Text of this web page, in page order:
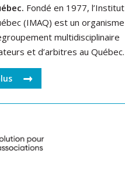
Fondé en 1977, l’Institut
(IMAQ) est un organisme
multidisciplinaire
et d’arbitres au Québec.